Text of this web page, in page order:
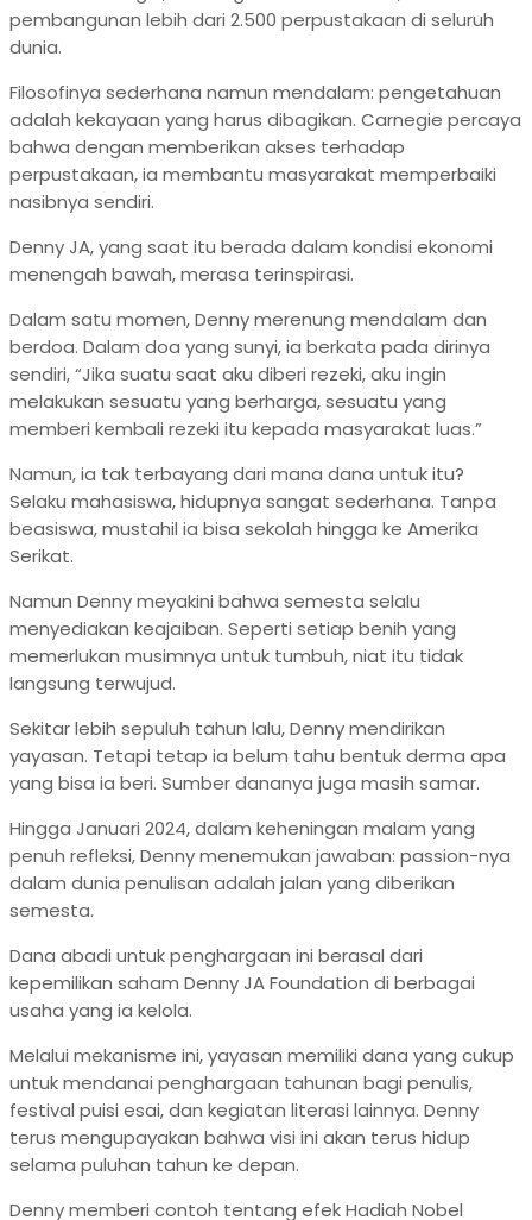
pembangunan lebih dari 2.500 perpustakaan di seluruh
dunia.
Filosofinya sederhana namun mendalam: pengetahuan
adalah kekayaan yang harus dibagikan. Carnegie percaya
bahwa dengan memberikan akses terhadap
perpustakaan, ia membantu masyarakat memperbaiki
nasibnya sendiri.
Denny JA, yang saat itu berada dalam kondisi ekonomi
menengah bawah, merasa terinspirasi.
Dalam satu momen, Denny merenung mendalam dan
berdoa. Dalam doa yang sunyi, ia berkata pada dirinya
sendiri, “Jika suatu saat aku diberi rezeki, aku ingin
melakukan sesuatu yang berharga, sesuatu yang
memberi kembali rezeki itu kepada masyarakat luas.”
Namun, ia tak terbayang dari mana dana untuk itu?
Selaku mahasiswa, hidupnya sangat sederhana. Tanpa
beasiswa, mustahil ia bisa sekolah hingga ke Amerika
Serikat.
Namun Denny meyakini bahwa semesta selalu
menyediakan keajaiban. Seperti setiap benih yang
memerlukan musimnya untuk tumbuh, niat itu tidak
langsung terwujud.
Sekitar lebih sepuluh tahun lalu, Denny mendirikan
yayasan. Tetapi tetap ia belum tahu bentuk derma apa
yang bisa ia beri. Sumber dananya juga masih samar.
Hingga Januari 2024, dalam keheningan malam yang
penuh refleksi, Denny menemukan jawaban: passion-nya
dalam dunia penulisan adalah jalan yang diberikan
semesta.
Dana abadi untuk penghargaan ini berasal dari
kepemilikan saham Denny JA Foundation di berbagai
usaha yang ia kelola.
Melalui mekanisme ini, yayasan memiliki dana yang cukup
untuk mendanai penghargaan tahunan bagi penulis,
festival puisi esai, dan kegiatan literasi lainnya. Denny
terus mengupayakan bahwa visi ini akan terus hidup
selama puluhan tahun ke depan.
Denny memberi contoh tentang efek Hadiah Nobel